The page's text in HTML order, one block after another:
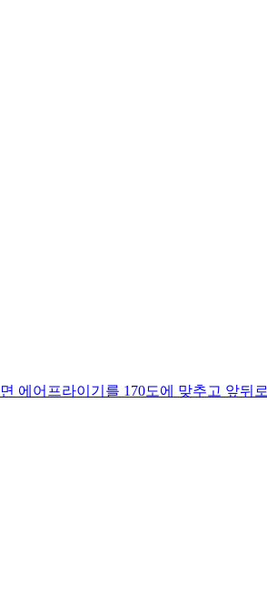
에어프라이기를 170도에 맞추고 앞뒤